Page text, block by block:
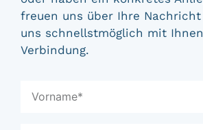
freuen uns über Ihre
uns schnellstmöglich mit
Verbindung.